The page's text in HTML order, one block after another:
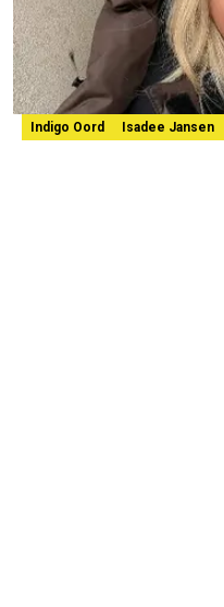
Indigo Oord Isadee Jansen